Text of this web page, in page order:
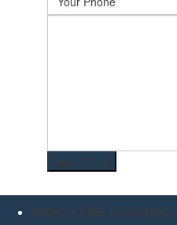
Heiko Linke Immobilien